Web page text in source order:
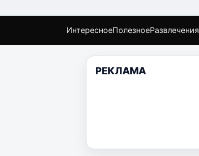
ИнтересноеПолезноеРазвлечения
РЕКЛАМА